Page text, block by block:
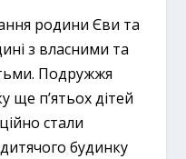
родини Єви та
з власними та
Подружжя
ще п’ятьох дітей
стали
будинку